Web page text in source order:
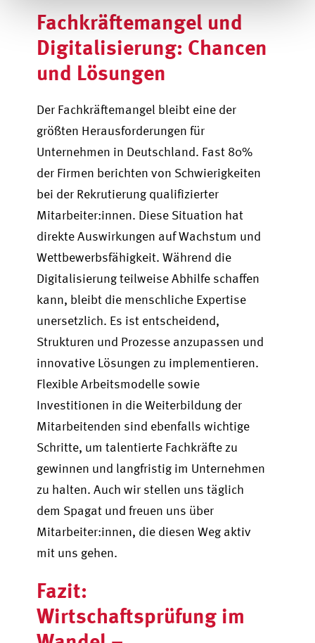
Fachkräftemangel und
Digitalisierung: Chancen
und Lösungen
Der Fachkräftemangel bleibt eine der
größten Herausforderungen für
Unternehmen in Deutschland. Fast 80%
der Firmen berichten von Schwierigkeiten
bei der Rekrutierung qualifizierter
Mitarbeiter:innen. Diese Situation hat
direkte Auswirkungen auf Wachstum und
Wettbewerbsfähigkeit. Während die
Digitalisierung teilweise Abhilfe schaffen
kann, bleibt die menschliche Expertise
unersetzlich. Es ist entscheidend,
Strukturen und Prozesse anzupassen und
innovative Lösungen zu implementieren.
Flexible Arbeitsmodelle sowie
Investitionen in die Weiterbildung der
Mitarbeitenden sind ebenfalls wichtige
Schritte, um talentierte Fachkräfte zu
gewinnen und langfristig im Unternehmen
zu halten. Auch wir stellen uns täglich
dem Spagat und freuen uns über
Mitarbeiter:innen, die diesen Weg aktiv
mit uns gehen.
Fazit:
Wirtschaftsprüfung im